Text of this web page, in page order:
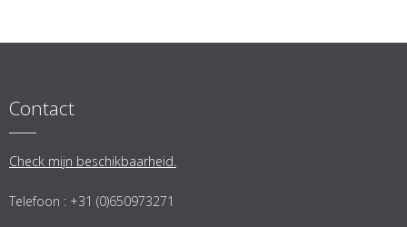
Contact
Check mijn beschikbaarheid.
Telefoon : +31 (0)650973271